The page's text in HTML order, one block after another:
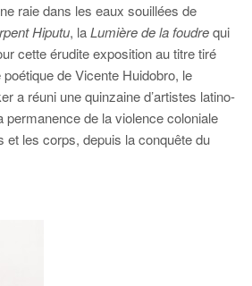
raie dans les eaux souillées de
Hiputu, laLumière de la foudrequi
cette érudite exposition au titre tiré
de Vicente Huidobro, le
a réuni une quinzaine d’artistes latino-
permanence de la violence coloniale
et les corps, depuis la conquête du